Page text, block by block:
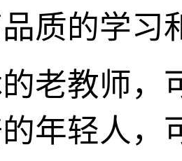
质的学习
老教师，
年轻人，